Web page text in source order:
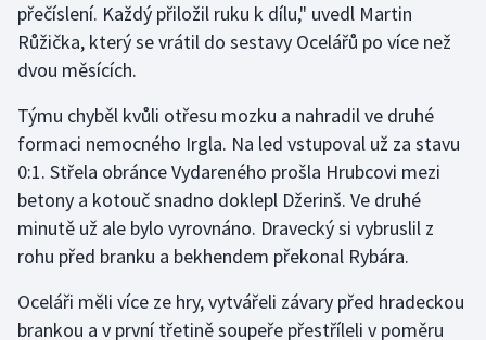
Jezdectví
Krasobruslení
Lezení
Lyže a snowboard
Moderní pětiboj
přečíslení. Každý přiložil ruku k dílu," uvedl Martin
Růžička, který se vrátil do sestavy Ocelářů po více než
dvou měsících.
Týmu chyběl kvůli otřesu mozku a nahradil ve druhé
formaci nemocného Irgla. Na led vstupoval už za stavu
0:1. Střela obránce Vydareného prošla Hrubcovi mezi
betony a kotouč snadno doklepl Džerinš. Ve druhé
minutě už ale bylo vyrovnáno. Dravecký si vybruslil z
rohu před branku a bekhendem překonal Rybára.
Oceláři měli více ze hry, vytvářeli závary před hradeckou
brankou a v první třetině soupeře přestříleli v poměru